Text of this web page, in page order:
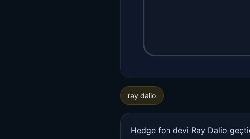
ray dalio
Hedge fon devi Ray Dalio